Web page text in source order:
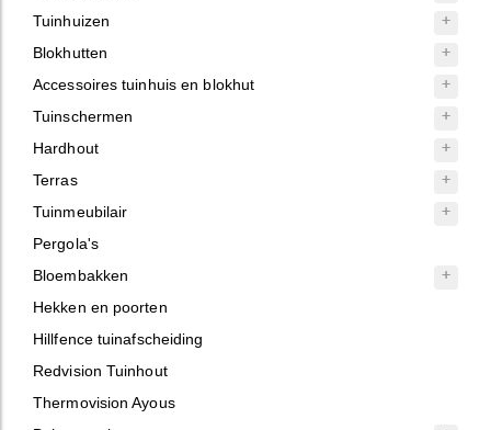
Tuinhuizen
Blokhutten
Accessoires tuinhuis en blokhut
Tuinschermen
Hardhout
Terras
Tuinmeubilair
Pergola's
Bloembakken
Hekken en poorten
Hillfence tuinafscheiding
Redvision Tuinhout
Thermovision Ayous